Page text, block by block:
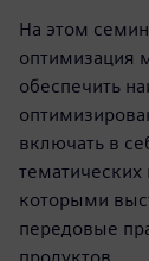
На этом
оптимизация
обеспечить
включать в
тематических
которыми
передовые
продуктов.